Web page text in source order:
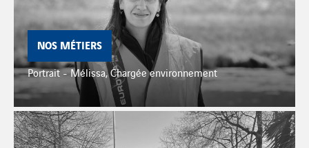
NOS MÉTIERS
Portrait - Mélissa, Chargée environnement